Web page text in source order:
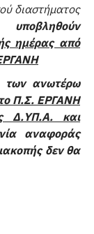
διαστήματος
ημέρας από
των ανωτέρω
Π.Σ. ΕΡΓΑΝΗ
Δ.ΥΠ.Α. και
αναφοράς
δεν θα